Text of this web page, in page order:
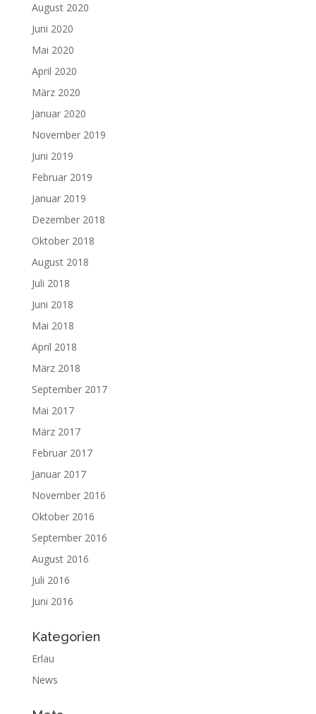
August 2020
Juni 2020
Mai 2020
April 2020
März 2020
Januar 2020
November 2019
Juni 2019
Februar 2019
Januar 2019
Dezember 2018
Oktober 2018
August 2018
Juli 2018
Juni 2018
Mai 2018
April 2018
März 2018
September 2017
Mai 2017
März 2017
Februar 2017
Januar 2017
November 2016
Oktober 2016
September 2016
August 2016
Juli 2016
Juni 2016
Kategorien
Erlau
News